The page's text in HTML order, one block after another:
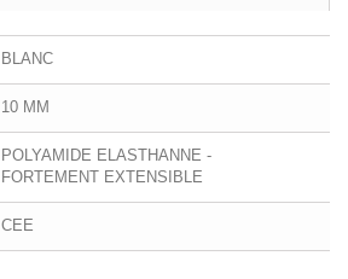
BLANC
10 MM
POLYAMIDE ELASTHANNE -
FORTEMENT EXTENSIBLE
CEE